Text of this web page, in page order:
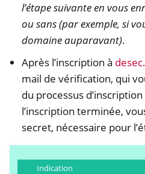
navigation of Documentation
navigation of NextBox FAQ
navigation of NetHSM
navigation of NitroWall
navigation of NitroWall NW750
navigation of Logiciel
l’étape suivante en vous
ou sans (par exemple, si
domaine auparavant).
Après l’inscription à
mail de vérification, qui
du processus d’inscription
l’inscription terminée,
secret, nécessaire pour
Indication